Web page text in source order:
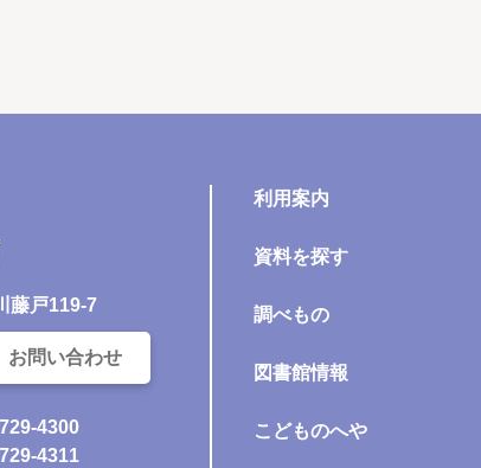
藤戸119-7
お問い合わせ
4300
4311
利用案内
資料を探す
調べもの
図書館情報
こどものへや